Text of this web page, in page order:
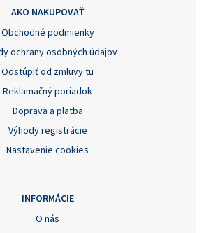
AKO NAKUPOVAŤ
Obchodné podmienky
ochrany osobných údajov
Odstúpiť od zmluvy tu
Reklamačný poriadok
Doprava a platba
Výhody registrácie
Nastavenie cookies
INFORMÁCIE
O nás